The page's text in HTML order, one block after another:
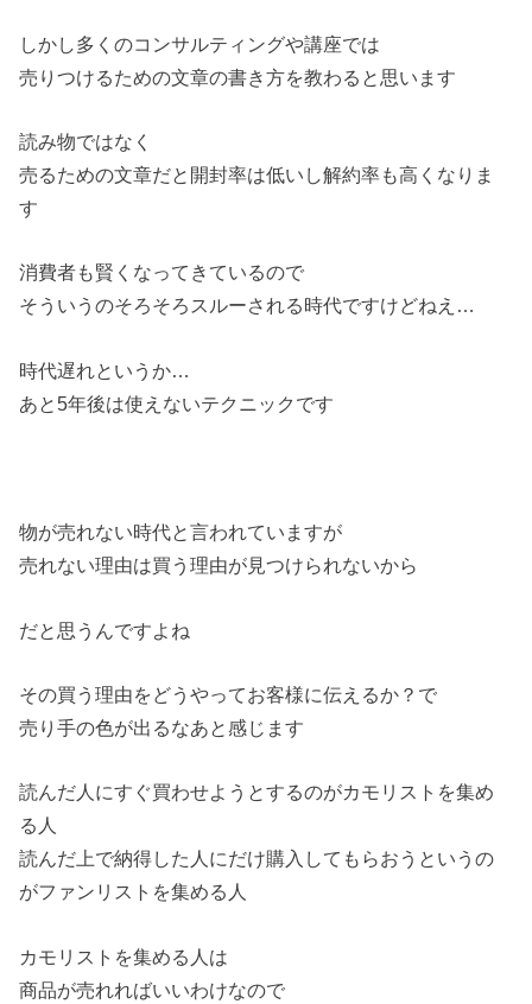
しかし多くのコンサルティングや講座では
売りつけるための文章の書き方を教わると思います
読み物ではなく
売るための文章だと開封率は低いし解約率も高くなりま
す
消費者も賢くなってきているので
そういうのそろそろスルーされる時代ですけどねえ…
時代遅れというか…
あと5年後は使えないテクニックです
物が売れない時代と言われていますが
売れない理由は買う理由が見つけられないから
だと思うんですよね
その買う理由をどうやってお客様に伝えるか？で
売り手の色が出るなあと感じます
読んだ人にすぐ買わせようとするのがカモリストを集め
る人
読んだ上で納得した人にだけ購入してもらおうというの
がファンリストを集める人
カモリストを集める人は
商品が売れればいいわけなので